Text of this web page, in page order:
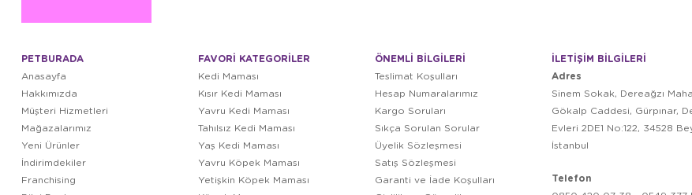
PETBURADA
Anasayfa
Hakkımızda
Müşteri Hizmetleri
Mağazalarımız
Yeni Ürünler
İndirimdekiler
Franchising
FAVORİ KATEGORİLER
Kedi Maması
Kısır Kedi Maması
Yavru Kedi Maması
Tahılsız Kedi Maması
Yaş Kedi Maması
Yavru Köpek Maması
Yetişkin Köpek Maması
ÖNEMLİ BİLGİLERİ
Teslimat Koşulları
Hesap Numaralarımız
Kargo Soruları
Sıkça Sorulan Sorular
Üyelik Sözleşmesi
Satış Sözleşmesi
Garanti ve İade Koşulları
İLETİŞİM BİLGİLERİ
Adres
Sinem Sokak, Dereağzı
Gökalp Caddesi, Gürpınar,
Evleri 2DE1 No:122, 34528
İstanbul
Telefon